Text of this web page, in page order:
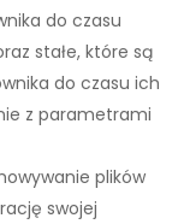
do czasu
stałe, które są
do czasu ich
z parametrami
plików
swojej